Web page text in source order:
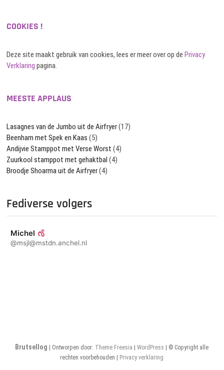
COOKIES !
Deze site maakt gebruik van cookies, lees er meer over op dePrivacy
Verklaring pagina.
MEESTE APPLAUS
Lasagnes van de Jumbo uit de Airfryer(17)
Beenham met Spek en Kaas (5)
Andijvie Stamppot met Verse Worst (4)
Zuurkool stamppot met gehaktbal (4)
Broodje Shoarma uit de Airfryer(4)
Fediverse volgers
Michel
@msjl@mstdn.anchel.nl
Brutsellog | Ontworpen door: Theme Freesia |WordPress
| © Copyright alle
rechten voorbehouden |
Privacy verklaring